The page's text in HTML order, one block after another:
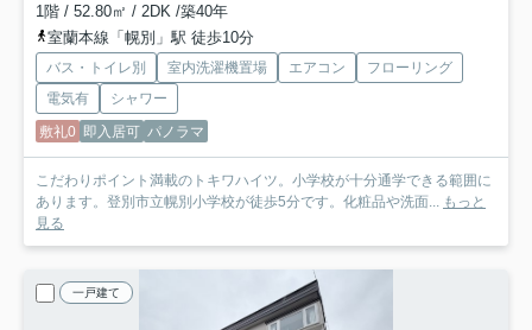
1階 / 52.80㎡ / 2DK /築40年
室蘭本線「幌別」駅 徒歩10分
バス・トイレ別 室内洗濯機置場 エアコン
フローリング
電気有
シャワー
敷礼0 即入居可 パノラマ
こだわりポイント満載のトキワハイツ。小学校が十分通学できる範囲に
あります。登別市立幌別小学校が徒歩5分です。化粧品や洗面... もっと
見る
一戸建て